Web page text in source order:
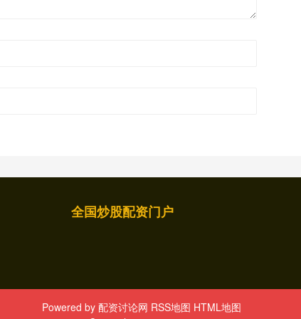
全国炒股配资门户
Powered by 配资讨论网 RSS地图 HTML地图